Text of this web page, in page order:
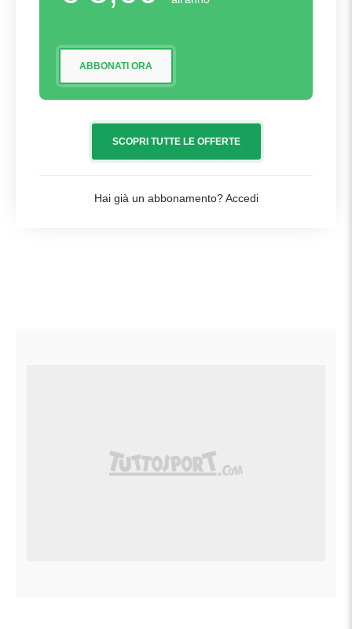
ABBONATI ORA
SCOPRI TUTTE LE OFFERTE
Hai già un abbonamento?Accedi